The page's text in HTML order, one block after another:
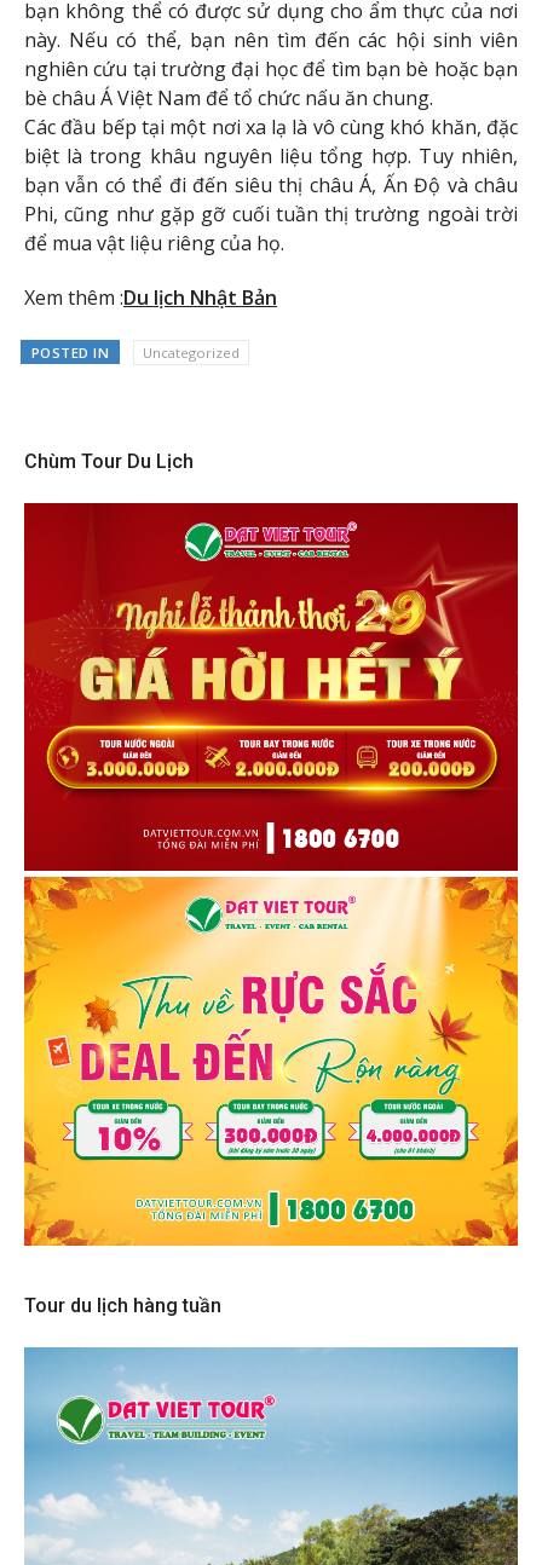
bạn không thể có được sử dụng cho ẩm thực của nơi
này. Nếu có thể, bạn nên tìm đến các hội sinh viên
nghiên cứu tại trường đại học để tìm bạn bè hoặc bạn
bè châu Á Việt Nam để tổ chức nấu ăn chung.
Các đầu bếp tại một nơi xa lạ là vô cùng khó khăn, đặc
biệt là trong khâu nguyên liệu tổng hợp. Tuy nhiên,
bạn vẫn có thể đi đến siêu thị châu Á, Ấn Độ và châu
Phi, cũng như gặp gỡ cuối tuần thị trường ngoài trời
để mua vật liệu riêng của họ.
Xem thêm :Du lịch Nhật Bản
POSTED IN Uncategorized
Chùm Tour Du Lịch
Tour du lịch hàng tuần